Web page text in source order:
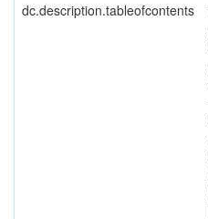
dc.description.tableofcontents